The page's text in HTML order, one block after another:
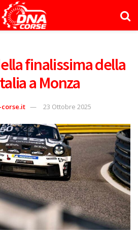
finalissima della
a Monza
corse.it 23 Ottobre 2025